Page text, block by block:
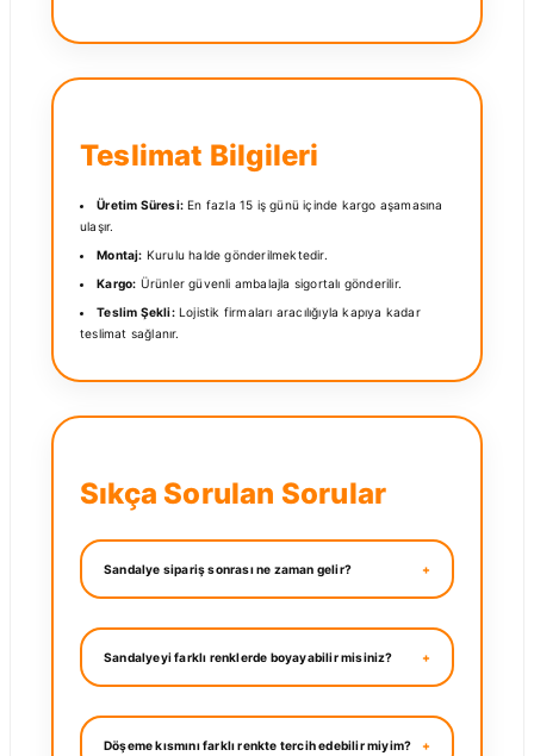
Teslimat Bilgileri
Üretim Süresi: En fazla 15 iş günü içinde kargo aşamasına
ulaşır.
Montaj: Kurulu halde gönderilmektedir.
Kargo: Ürünler güvenli ambalajla sigortalı gönderilir.
Teslim Şekli:Lojistik firmaları aracılığıyla kapıya kadar
teslimat sağlanır.
Sıkça Sorulan Sorular
Sandalye sipariş sonrası ne zaman gelir?
Sandalyeyi farklı renklerde boyayabilir misiniz?
Döşeme kısmını farklı renkte tercih edebilir miyim?